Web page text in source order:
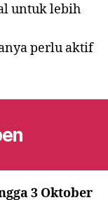
untuk lebih
perlu aktif
3 Oktober